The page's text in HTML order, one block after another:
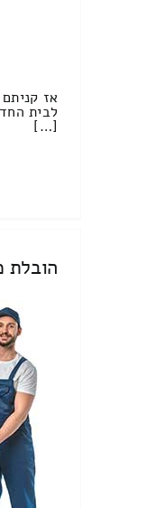
אז
לבית
[…]
הובלת